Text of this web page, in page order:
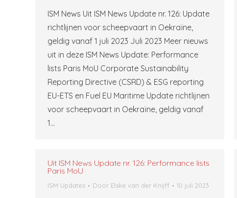
ISM News Uit ISM News Update nr. 126: Update
richtlijnen voor scheepvaart in Oekraïne,
geldig vanaf 1 juli 2023 Juli 2023 Meer nieuws
uit in deze ISM News Update: Performance
lists Paris MoU Corporate Sustainability
Reporting Directive (CSRD) & ESG reporting
EU-ETS en Fuel EU Maritime Update richtlijnen
voor scheepvaart in Oekraïne, geldig vanaf
1…
Uit ISM News Update nr. 126: Performance lists
Paris MoU
ISM Updates Door Elske van der Knijff 10 juli 2023